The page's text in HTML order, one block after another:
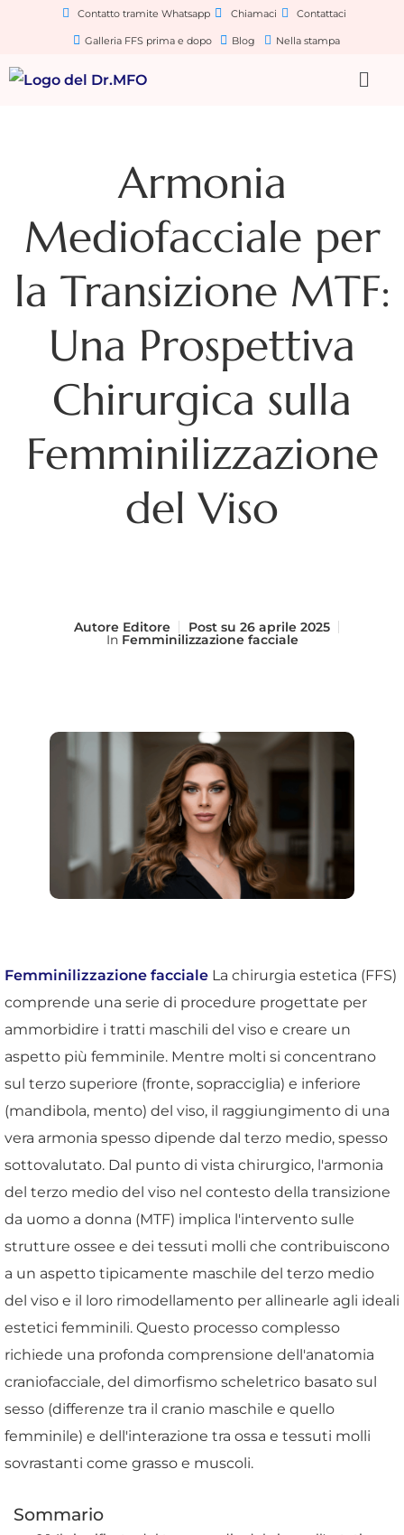
Contatto tramite Whatsapp Chiamaci Contattaci
Galleria FFS prima e dopo Blog Nella stampa
Armonia
Mediofacciale per
la Transizione MTF:
Una Prospettiva
Chirurgica sulla
Femminilizzazione
del Viso
Autore Editore Post su 26 aprile 2025
In Femminilizzazione facciale
Femminilizzazione facciale La chirurgia estetica (FFS)
comprende una serie di procedure progettate per
ammorbidire i tratti maschili del viso e creare un
aspetto più femminile. Mentre molti si concentrano
sul terzo superiore (fronte, sopracciglia) e inferiore
(mandibola, mento) del viso, il raggiungimento di una
vera armonia spesso dipende dal terzo medio, spesso
sottovalutato. Dal punto di vista chirurgico, l'armonia
del terzo medio del viso nel contesto della transizione
da uomo a donna (MTF) implica l'intervento sulle
strutture ossee e dei tessuti molli che contribuiscono
a un aspetto tipicamente maschile del terzo medio
del viso e il loro rimodellamento per allinearle agli ideali
estetici femminili. Questo processo complesso
richiede una profonda comprensione dell'anatomia
craniofacciale, del dimorfismo scheletrico basato sul
sesso (differenze tra il cranio maschile e quello
femminile) e dell'interazione tra ossa e tessuti molli
sovrastanti come grasso e muscoli.
Sommario